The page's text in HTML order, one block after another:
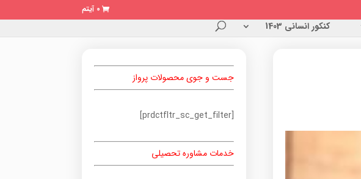
0 آیتم
کنکور انسانی 1403
جست و جوی محصولات پرواز
[prdctfltr_sc_get_filter]
خدمات مشاوره تحصیلی